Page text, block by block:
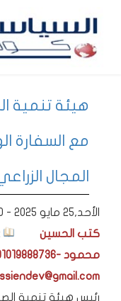
هيئة تنمية
مع السفارة
المجال
الأحد,25 مايو 2025 - 12:00 ص
كتب الحسين
محمود -01019888736
رئيس هيئة تنمية